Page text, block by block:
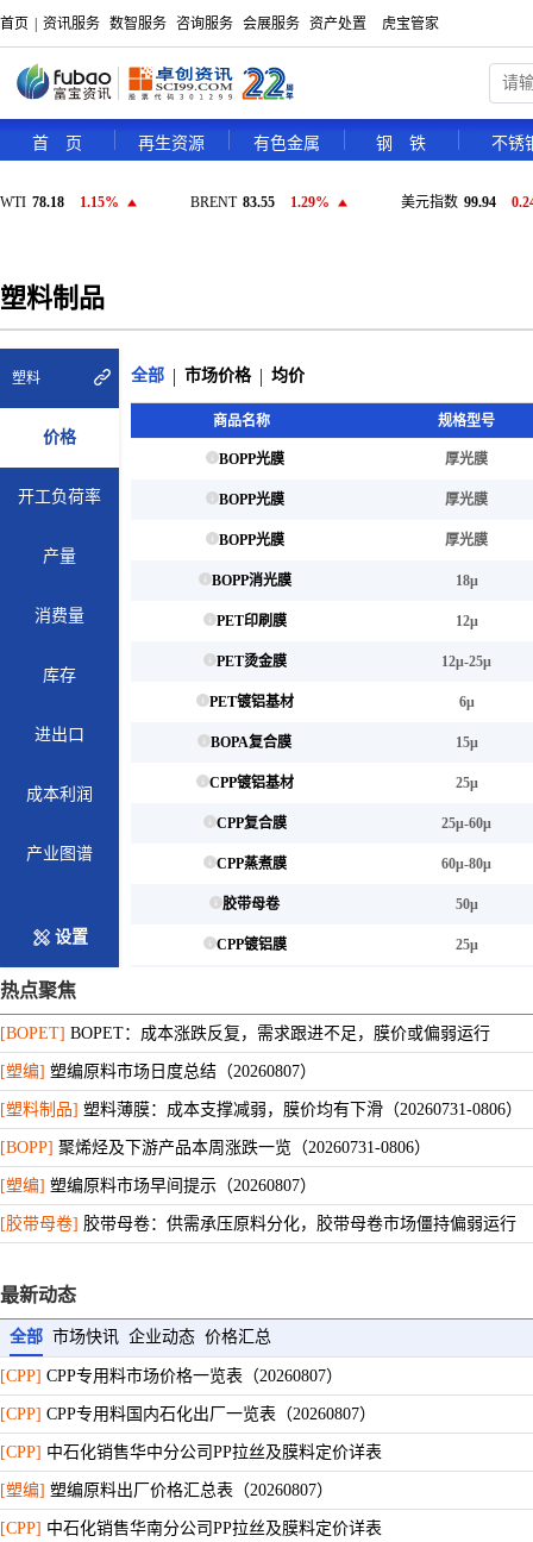
首页 资讯服务 数智服务 咨询服务 会展服务 资产处置 虎宝管家
首 页 再生资源 有色金属 钢 铁 不锈
WTI 78.18 1.15% BRENT 83.55 1.29% 美元指数 99.94
塑料制品
塑料
价格
开工负荷率
产量
消费量
库存
进出口
成本利润
产业图谱
设置
全部 市场价格 均价
商品名称 规格型号
BOPP光膜 厚光膜
BOPP光膜 厚光膜
BOPP光膜 厚光膜
BOPP消光膜 18μ
PET印刷膜 12μ
PET烫金膜 12μ-25μ
PET镀铝基材 6μ
BOPA复合膜 15μ
CPP镀铝基材 25μ
CPP复合膜 25μ-60μ
CPP蒸煮膜 60μ-80μ
胶带母卷 50μ
CPP镀铝膜 25μ
双防膜 -
地膜
热点聚焦
[BOPET] BOPET：成本涨跌反复，需求跟进不足，膜价或偏弱运行
[塑编] 塑编原料市场日度总结（20260807）
[塑料制品] 塑料薄膜：成本支撑减弱，膜价均有下滑（20260731-0806）
[BOPP] 聚烯烃及下游产品本周涨跌一览（20260731-0806）
[塑编] 塑编原料市场早间提示（20260807）
[胶带母卷] 胶带母卷：供需承压原料分化，胶带母卷市场僵持偏弱运行
[胶带母卷]
[CPP] CPP周度数据统计（20260806）
[BOPET]BOPET周度数据统计（20260731-0806）
[BOPP]BOPP周度数据统计（20260731-0806）
[BOPA]BOPA周度数据统计（20260806）
[塑编] 塑编原料市场早间提示（20260806）
[塑编]塑编原料市场日度总结（20260805）
最新动态
全部 市场快讯 企业动态 价格汇总
[CPP] CPP专用料市场价格一览表（20260807）
[CPP] CPP专用料国内石化出厂一览表（20260807）
[CPP] 中石化销售华中分公司PP拉丝及膜料定价详表
[塑编] 塑编原料出厂价格汇总表（20260807）
[CPP] 中石化销售华南分公司PP拉丝及膜料定价详表